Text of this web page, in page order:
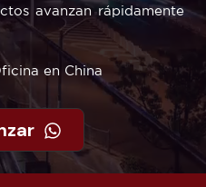
avanzan rápidamente
en China